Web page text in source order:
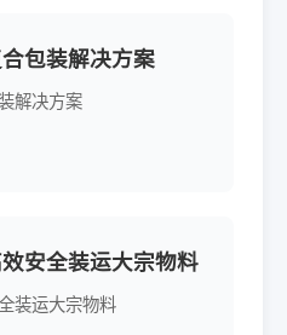
包装解决方案
解决方案
安全装运大宗物料
装运大宗物料